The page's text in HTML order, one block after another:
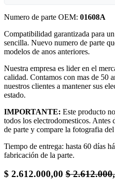
Numero de parte OEM: 01608A
Compatibilidad garantizada para
sencilla. Nuevo numero de parte
modelos de anos anteriores.
Nuestra empresa es lider en el
calidad. Contamos con mas de 50
nuestros clientes a mantener sus
estado.
IMPORTANTE: Este producto
todos los electrodomesticos.
de parte y compare la fotografia
Tiempo de entrega: hasta 60 días
fabricación de la parte.
$ 2.612.000,00 $